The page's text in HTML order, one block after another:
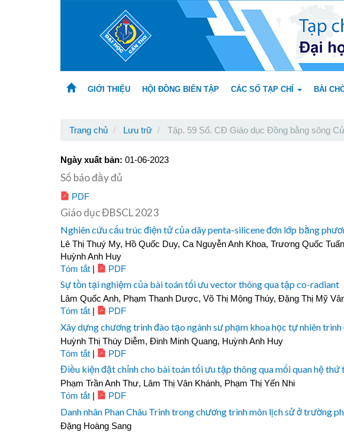
GIỚI THIỆU HỘI ĐỒNG BIÊN TẬP CÁC SỐ TẠP CHÍ BÀI
Trang chủ Lưu trữ Tập. 59 Số. CĐ Giáo dục Đồng bằng sông
Ngày xuất bản: 01-06-2023
Số báo đầy đủ
PDF
Giáo dục ĐBSCL 2023
Nghiên cứu cấu trúc điện tử của dãy penta-silicene đơn lớp bằng
Lê Thị Thuý My, Hồ Quốc Duy, Ca Nguyễn Anh Khoa, Trương Quốc
Huỳnh Anh Huy
Tóm tắt | PDF
Sự tồn tại nghiệm của bài toán tối ưu vector thông qua tập co-radiant
Lâm Quốc Anh, Phạm Thanh Dược, Võ Thị Mộng Thúy, Đặng Thị Mỹ
Tóm tắt | PDF
Xây dựng chương trình đào tạo ngành sư phạm khoa học tự nhiên
Huỳnh Thị Thúy Diễm, Đinh Minh Quang, Huỳnh Anh Huy
Tóm tắt | PDF
Điều kiện đặt chỉnh cho bài toán tối ưu tập thông qua mối quan hệ
Phạm Trần Anh Thư, Lâm Thị Vân Khánh, Phạm Thị Yến Nhi
Tóm tắt | PDF
Danh nhân Phan Châu Trinh trong chương trình môn lịch sử ở trường
Đặng Hoàng Sang